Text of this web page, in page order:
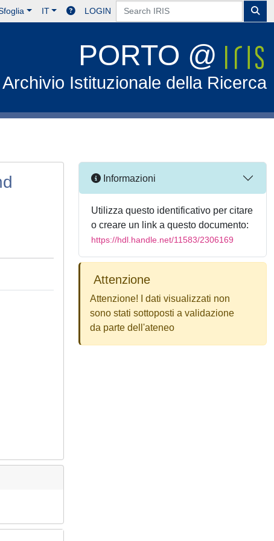
IT LOGIN
PORTO @
Archivio Istituzionale della Ricerca
Informazioni
Utilizza questo identificativo per citare
o creare un link a questo documento:
https://hdl.handle.net/11583/2306169
Attenzione
Attenzione! I dati visualizzati non
sono stati sottoposti a validazione
da parte dell'ateneo